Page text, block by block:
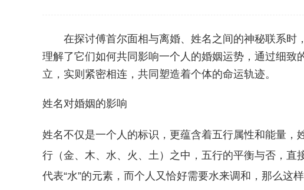
在探讨傅首尔面相与离婚、姓名之间的神秘联系时
理解了它们如何共同影响一个人的婚姻运势，通过细致
立，实则紧密相连，共同塑造着个体的命运轨迹。
姓名对婚姻的影响
姓名不仅是一个人的标识，更蕴含着五行属性和能量
行（金、木、水、火、土）之中，五行的平衡与否，直
代表“水”的元素，而个人又恰好需要水来调和，那么这